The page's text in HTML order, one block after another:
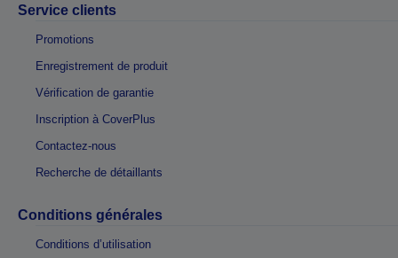
Service clients
Promotions
Enregistrement de produit
Vérification de garantie
Inscription à CoverPlus
Contactez-nous
Recherche de détaillants
Conditions générales
Conditions d’utilisation